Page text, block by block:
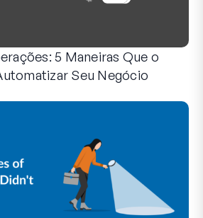
5 Maneiras Que o
Seu Negócio